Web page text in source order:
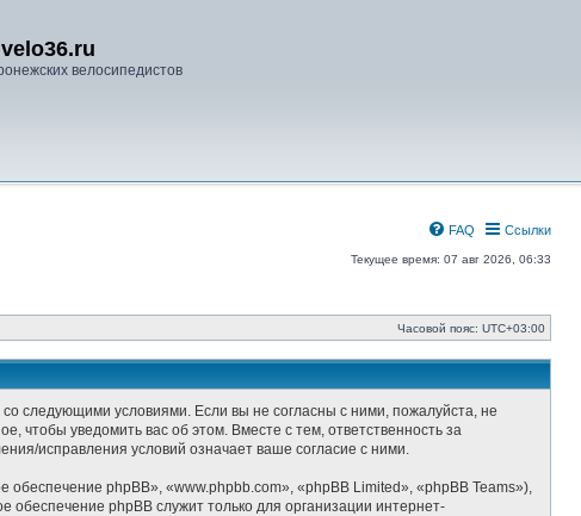
velo36.ru
велосипедистов
Ссылки
FAQ
Текущее время: 07 авг 2026, 06:33
Часовой пояс: UTC+03:00
следующими условиями. Если вы не согласны с ними, пожалуйста, не
чтобы уведомить вас об этом. Вместе с тем, ответственность за
исправления условий означает ваше согласие с ними.
phpBB», «www.phpbb.com», «phpBB Limited», «phpBB Teams»),
обеспечение phpBB служит только для организации интернет-